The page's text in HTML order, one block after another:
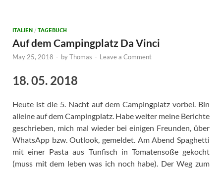
ITALIEN / TAGEBUCH
Auf dem Campingplatz Da Vinci
May 25, 2018 - byThomas - Leave a Comment
18. 05. 2018
Heute ist die 5. Nacht auf dem Campingplatz vorbei. Bin
alleine auf dem Campingplatz. Habe weiter meine Berichte
geschrieben, mich mal wieder bei einigen Freunden, über
WhatsApp bzw. Outlook, gemeldet. Am Abend Spaghetti
mit einer Pasta aus Tunfisch in Tomatensoße gekocht
(muss mit dem leben was ich noch habe). Der Weg zum